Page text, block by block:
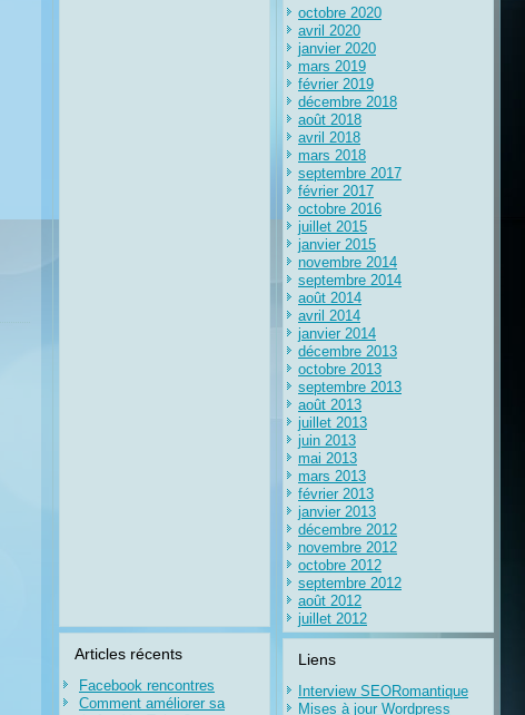
Articles récents
Facebook rencontres
Comment améliorer sa
octobre 2020
avril 2020
janvier 2020
mars 2019
février 2019
décembre 2018
août 2018
avril 2018
mars 2018
septembre 2017
février 2017
octobre 2016
juillet 2015
janvier 2015
novembre 2014
septembre 2014
août 2014
avril 2014
janvier 2014
décembre 2013
octobre 2013
septembre 2013
août 2013
juillet 2013
juin 2013
mai 2013
mars 2013
février 2013
janvier 2013
décembre 2012
novembre 2012
octobre 2012
septembre 2012
août 2012
juillet 2012
Liens
Interview SEORomantique
Mises à jour Wordpress